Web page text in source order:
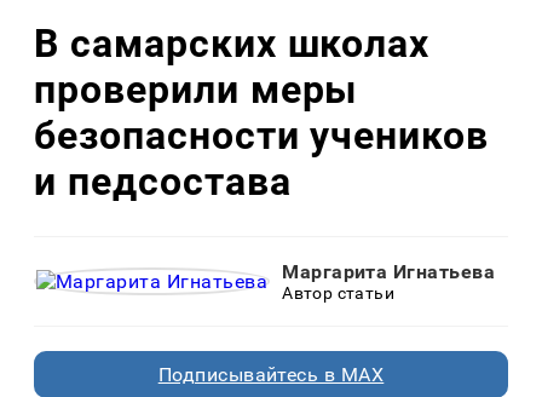
В самарских школах
проверили меры
безопасности учеников
и педсостава
Маргарита Игнатьева
Автор статьи
Подписывайтесь в MAX